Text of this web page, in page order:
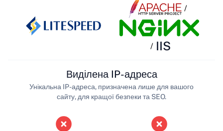
/
/ IIS
Виділена IP-адреса
Унікальна IP-адреса, призначена лише для вашого
сайту, для кращої безпеки та SEO.